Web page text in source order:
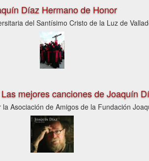
Díaz Hermano de Honor
del Santísimo Cristo de la Luz de
mejores canciones de Joaquín
la Asociación de Amigos de la Fundación